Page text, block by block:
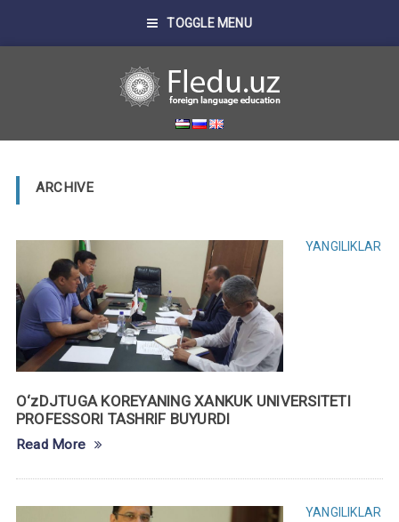
TOGGLE MENU
ARCHIVE
YANGILIKLAR
O‘zDJTUGA KOREYANING XANKUK UNIVERSITETI
PROFESSORI TASHRIF BUYURDI
Read More
YANGILIKLAR